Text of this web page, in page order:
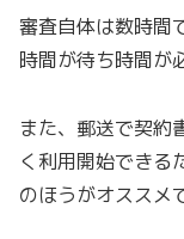
審査自体は数時間
時間が待ち時間が
また、郵送で契約
く利用開始できる
のほうがオススメ